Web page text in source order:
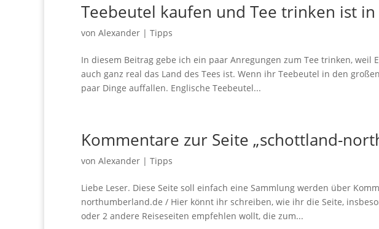
Teebeutel kaufen und Tee trinken ist in
von Alexander | Tipps
In diesem Beitrag gebe ich ein paar Anregungen zum Tee trinken, weil
auch ganz real das Land des Tees ist. Wenn ihr Teebeutel in den
paar Dinge auffallen. Englische Teebeutel...
Kommentare zur Seite „schottland-
von Alexander | Tipps
Liebe Leser. Diese Seite soll einfach eine Sammlung werden über
northumberland.de / Hier könnt ihr schreiben, wie ihr die Seite,
oder 2 andere Reiseseiten empfehlen wollt, die zum...